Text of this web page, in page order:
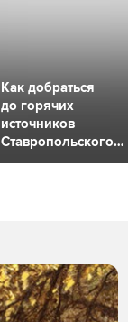
Как добраться
до горячих
источников
Ставропольского
края?